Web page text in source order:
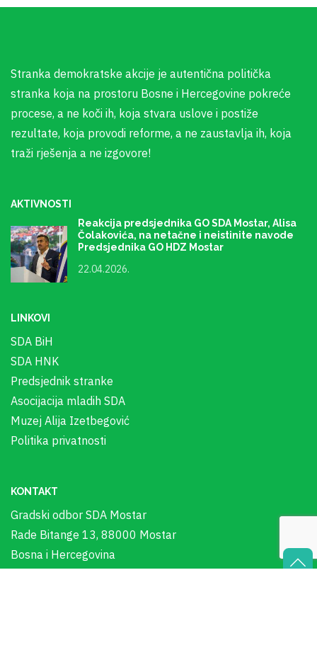
Stranka demokratske akcije je autentična politička
stranka koja na prostoru Bosne i Hercegovine pokreće
procese, a ne koči ih, koja stvara uslove i postiže
rezultate, koja provodi reforme, a ne zaustavlja ih, koja
traži rješenja a ne izgovore!
AKTIVNOSTI
Reakcija predsjednika GO SDA Mostar, Alisa
Čolakovića, na netačne i neistinite navode
Predsjednika GO HDZ Mostar
22.04.2026.
LINKOVI
SDA BiH
SDA HNK
Predsjednik stranke
Asocijacija mladih SDA
Muzej Alija Izetbegović
Politika privatnosti
KONTAKT
Gradski odbor SDA Mostar
Rade Bitange 13, 88000 Mostar
Bosna i Hercegovina